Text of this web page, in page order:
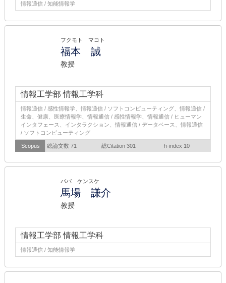
情報通信 / 知能情報学
フクモト マコト
福本 誠
教授
情報工学部 情報工学科
情報通信 / 感性情報学、情報通信 / ソフトコンピューティング、情報通信 /
生命、健康、医療情報学、情報通信 / 感性情報学、情報通信 / ヒューマン
インタフェース、インタラクション、情報通信 / データベース、情報通信
/ ソフトコンピューティング
Scopus 総論文数 71 総Citation 301 h-index 10
ババ ケンスケ
馬場 謙介
教授
情報工学部 情報工学科
情報通信 / 知能情報学